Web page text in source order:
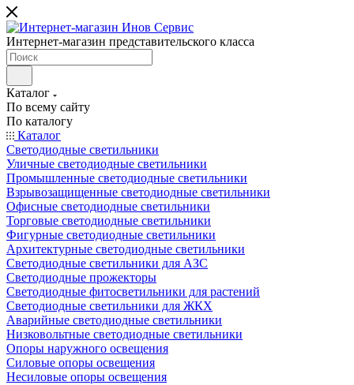
Интернет-магазин представительского класса
Каталог
По всему сайту
По каталогу
Каталог
Светодиодные светильники
Уличные светодиодные светильники
Промышленные светодиодные светильники
Взрывозащищенные светодиодные светильники
Офисные светодиодные светильники
Торговые светодиодные светильники
Фигурные светодиодные светильники
Архитектурные светодиодные светильники
Светодиодные светильники для АЗС
Светодиодные прожекторы
Светодиодные фитосветильники для растений
Светодиодные светильники для ЖКХ
Аварийные светодиодные светильники
Низковольтные светодиодные светильники
Опоры наружного освещения
Силовые опоры освещения
Несиловые опоры освещения